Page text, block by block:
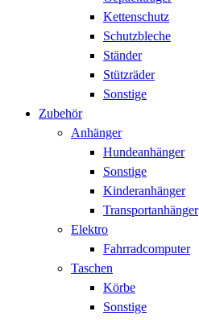
Kettenschutz
Schutzbleche
Ständer
Stützräder
Sonstige
Zubehör
Anhänger
Hundeanhänger
Sonstige
Kinderanhänger
Transportanhänger
Elektro
Fahrradcomputer
Taschen
Körbe
Sonstige